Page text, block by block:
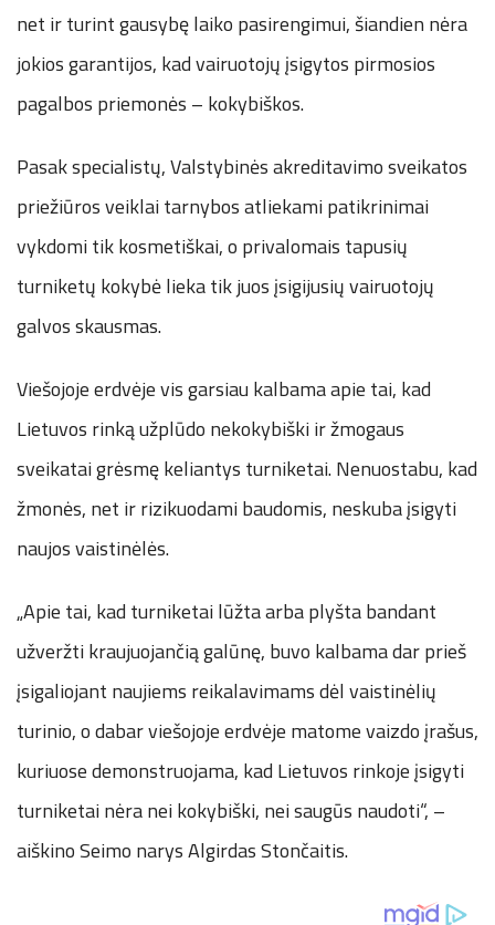
net ir turint gausybę laiko pasirengimui, šiandien nėra
jokios garantijos, kad vairuotojų įsigytos pirmosios
pagalbos priemonės – kokybiškos.
Pasak specialistų, Valstybinės akreditavimo sveikatos
priežiūros veiklai tarnybos atliekami patikrinimai
vykdomi tik kosmetiškai, o privalomais tapusių
turniketų kokybė lieka tik juos įsigijusių vairuotojų
galvos skausmas.
Viešojoje erdvėje vis garsiau kalbama apie tai, kad
Lietuvos rinką užplūdo nekokybiški ir žmogaus
sveikatai grėsmę keliantys turniketai. Nenuostabu, kad
žmonės, net ir rizikuodami baudomis, neskuba įsigyti
naujos vaistinėlės.
„Apie tai, kad turniketai lūžta arba plyšta bandant
užveržti kraujuojančią galūnę, buvo kalbama dar prieš
įsigaliojant naujiems reikalavimams dėl vaistinėlių
turinio, o dabar viešojoje erdvėje matome vaizdo įrašus,
kuriuose demonstruojama, kad Lietuvos rinkoje įsigyti
turniketai nėra nei kokybiški, nei saugūs naudoti“, –
aiškino Seimo narys Algirdas Stončaitis.